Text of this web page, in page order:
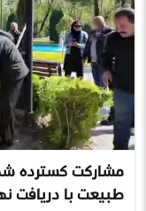
مشارکت گسترده
طبیعت با دریافت